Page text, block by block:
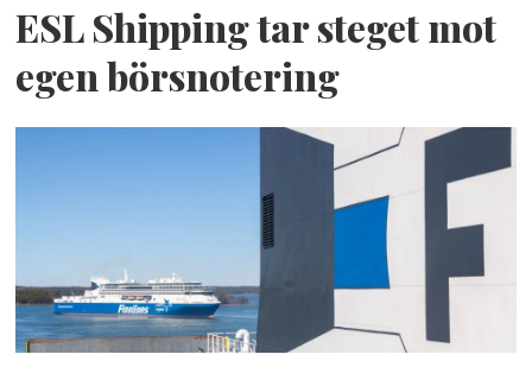
ESL Shipping tar steget mot
egen börsnotering